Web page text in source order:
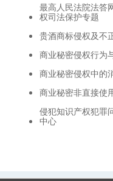
最高人民法院法
权司法保护专题
贵酒商标侵权及不
商业秘密侵权行为
商业秘密侵权中的
商业秘密非直接使
侵犯知识产权犯
中心